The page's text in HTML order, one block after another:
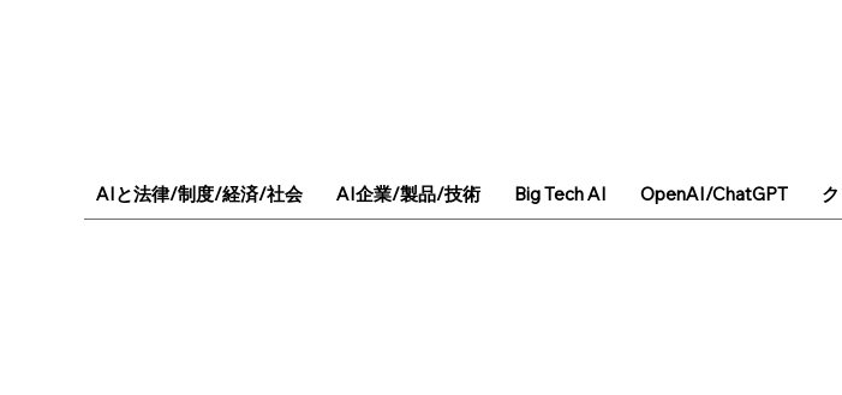
AIと法律/制度/経済/社会 AI企業/製品/技術 Big Tech AI OpenAI/ChatGPT